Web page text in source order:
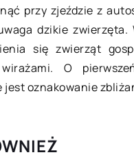
przy zjeździe z
dzikie
się zwierząt
wirażami. O
jest oznakowanie
sposoby, […]